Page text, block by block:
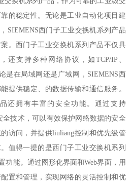
的稳定性。无论是工业自动化项目建
SIEMENS西门子工业交换机系列产品
。西门子工业交换机系列产品不仅具
还支持多种网络协议，如TCP/IP、
是在局域网还是广域网，SIEMENS西
提供稳定、的数据传输和通信服务。
还拥有丰富的安全功能。通过支持
技术，可以有效保护网络数据的安全
访问，并提供liuliang控制和优先级管
值得一提的是西门子工业交换机系列
功能。通过图形化界面和Web界面，用
置和管理，实现网络的灵活控制和优